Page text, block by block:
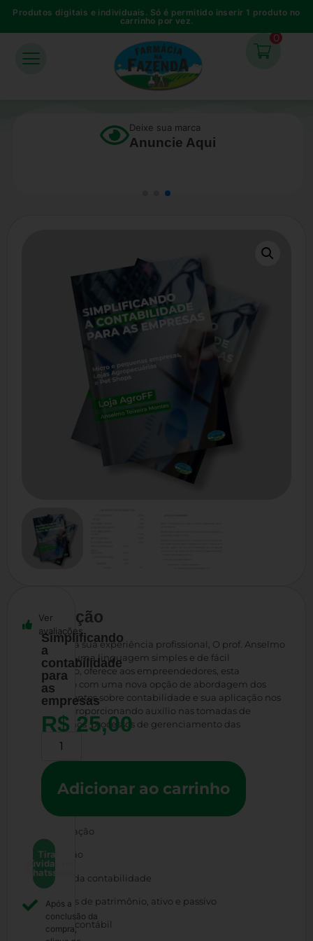
Produtos digitais e individuais. Só é permitido inserir 1 produto no
carrinho por vez.
0
Deixe sua marca
Anuncie Aqui
Descrição
Baseado na sua experiência profissional, O prof. Anselmo
através de uma linguagem simples e de fácil
assimilação, oferece aos empreendedores, esta
publicação com uma nova opção de abordagem dos
conhecimentos sobre contabilidade e sua aplicação nos
negócios proporcionando auxílio nas tomadas de
decisão e nos processos de gerenciamento das
Ano: 2023
Autor: Prof. Ms.C. Anselmo Montes Teixeira
Capítulos:
1.Apresentação
2,Introdução
3.Funções da contabilidade
4.Conceitos de patrimônio, ativo e passivo
5.Processo contábil
Ver
avaliações
Simplificando
a
contabilidade
para
as
empresas
R$ 25,00
Adicionar ao carrinho
Tirar
dúvidas no
Whatssapp
Após a
conclusão da
compra,